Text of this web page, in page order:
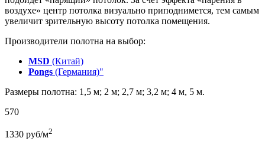
воздухе» центр потолка визуально приподнимется, тем самым
увеличит зрительную высоту потолка помещения.
Производители полотна на выбор:
MSD (Китай)
Pongs (Германия)"
Размеры полотна: 1,5 м; 2 м; 2,7 м; 3,2 м; 4 м, 5 м.
570
1330 руб/м2